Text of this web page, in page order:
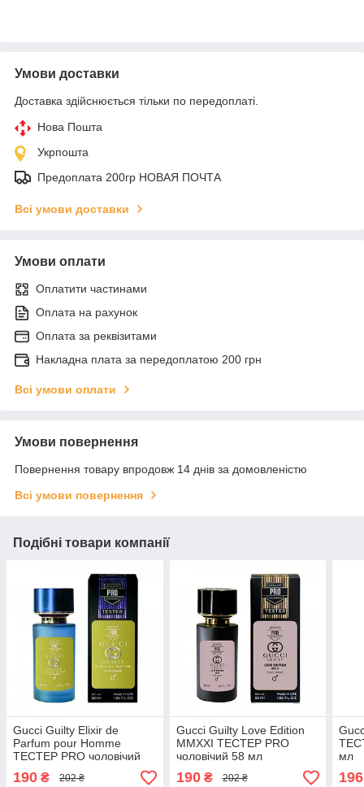
Умови доставки
Доставка здійснюється тільки по передоплаті.
Нова Пошта
Укрпошта
Предоплата 200гр НОВАЯ ПОЧТА
Всі умови доставки
Умови оплати
Оплатити частинами
Оплата на рахунок
Оплата за реквізитами
Накладна плата за передоплатою 200 грн
Всі умови оплати
Умови повернення
Повернення товару впродовж 14 днів за домовленістю
Всі умови повернення
Подібні товари компанії
Gucci Guilty Elixir de
Parfum pour Homme
ТЕСТЕР PRO чоловічий
58 мл
190 ₴ 202 ₴
Gucci Guilty Love Edition
MMXXI ТЕСТЕР PRO
чоловічий 58 мл
190₴ 202 ₴
мл
196